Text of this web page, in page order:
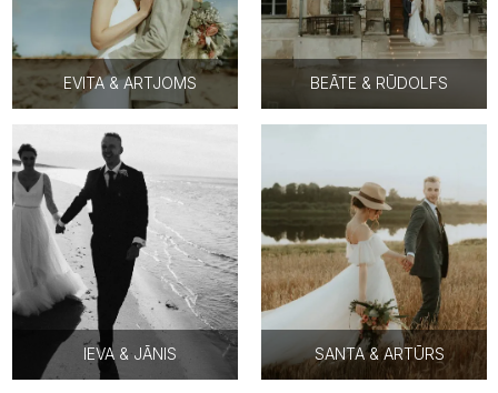
EVITA & ARTJOMS BEĀTE & RŪDOLFS
IEVA & JĀNIS SANTA & ARTŪRS